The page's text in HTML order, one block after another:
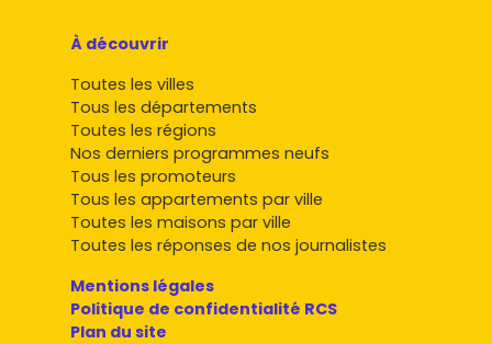
À découvrir
Toutes les villes
Tous les départements
Toutes les régions
Nos derniers programmes neufs
Tous les promoteurs
Tous les appartements par ville
Toutes les maisons par ville
Toutes les réponses de nos journalistes
Mentions légales
Politique de confidentialité RCS
Plan du site